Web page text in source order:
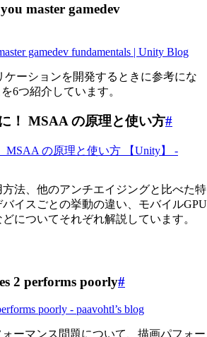
master gamedev
gamedev fundamentals | Unity Blog
ーションを開発するときに参考にな
6つ紹介しています。
！ MSAA の原理と使い方#
MSAA の原理と使い方 【Unity】 -
法、他のアンチエイジングと比べた特
イスごとの挙動の違い、モバイルGPU
についてそれぞれ解説しています。
2 performs poorly#
poorly - paavohtl’s blog
ォーマンス問題について、描画パフォー